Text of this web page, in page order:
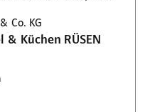
Co. KG
Küchen RÜSEN